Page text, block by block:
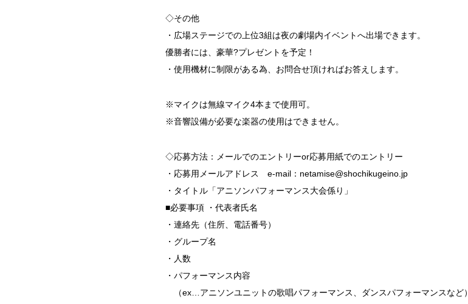
◇その他
・広場ステージでの上位3組は夜の劇場内イベントへ出場できます。
優勝者には、豪華?プレゼントを予定！
・使用機材に制限がある為、お問合せ頂ければお答えします。
※マイクは無線マイク4本まで使用可。
※音響設備が必要な楽器の使用はできません。
◇応募方法：メールでのエントリーor応募用紙でのエントリー
・応募用メールアドレス e-mail：netamise@shochikugeino.jp
・タイトル「アニソンパフォーマンス大会係り」
■必要事項 ・代表者氏名
・連絡先（住所、電話番号）
・グループ名
・人数
・パフォーマンス内容
（ex…アニソンユニットの歌唱パフォーマンス、ダンスパフォーマンスなど）